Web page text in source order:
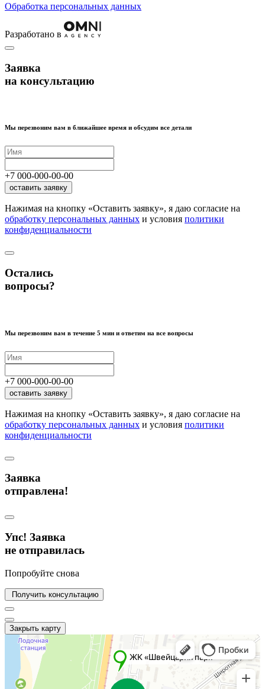
Обработка персональных данных
Разработано в
Заявка
на консультацию
Мы перезвоним вам в ближайшее время и обсудим все детали
+7 000-000-00-00
оставить заявку
Нажимая на кнопку «Оставить заявку», я даю согласие на
обработку персональных данных и условия политики
конфиденциальности
Остались
вопросы?
Мы перезвоним вам в течение 5 мин и ответим на все вопросы
+7 000-000-00-00
оставить заявку
Нажимая на кнопку «Оставить заявку», я даю согласие на
обработку персональных данных и условия политики
конфиденциальности
Заявка
отправлена!
Упс! Заявка
не отправилась
Попробуйте снова
Получить консультацию
Закрыть карту